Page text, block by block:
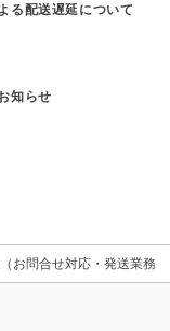
る配送遅延について
知らせ
お問合せ対応・発送業務